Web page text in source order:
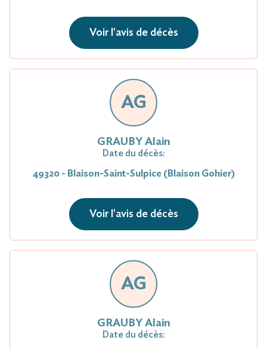
Voir l'avis de décès
AG
GRAUBY Alain
Date du décès:
49320 - Blaison-Saint-Sulpice (Blaison Gohier)
Voir l'avis de décès
AG
GRAUBY Alain
Date du décès: